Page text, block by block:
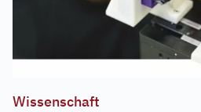
Wissenschaft